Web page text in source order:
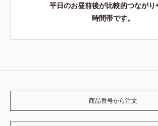
平日のお昼前後が比較的つながり
時間帯です。
商品番号から注文